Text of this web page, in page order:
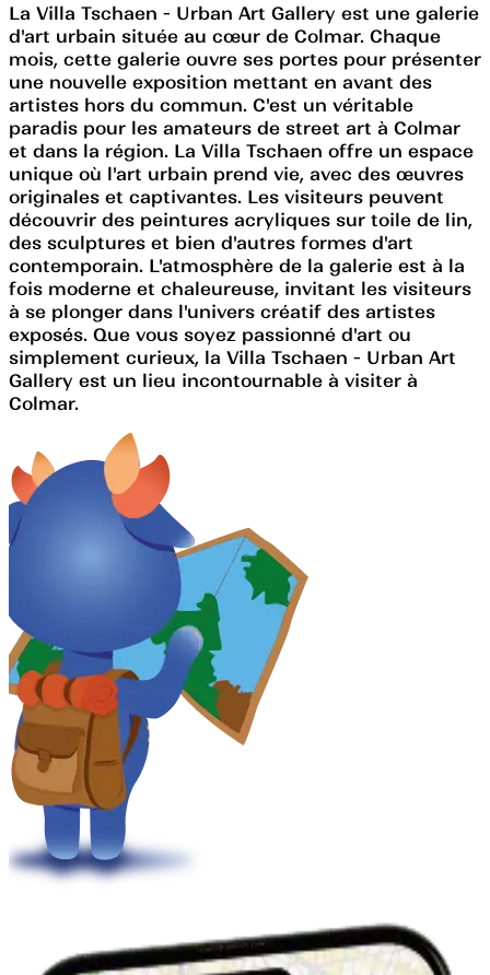
La Villa Tschaen - Urban Art Gallery est une galerie
d'art urbain située au cœur de Colmar. Chaque
mois, cette galerie ouvre ses portes pour présenter
une nouvelle exposition mettant en avant des
artistes hors du commun. C'est un véritable
paradis pour les amateurs de street art à Colmar
et dans la région. La Villa Tschaen offre un espace
unique où l'art urbain prend vie, avec des œuvres
originales et captivantes. Les visiteurs peuvent
découvrir des peintures acryliques sur toile de lin,
des sculptures et bien d'autres formes d'art
contemporain. L'atmosphère de la galerie est à la
fois moderne et chaleureuse, invitant les visiteurs
à se plonger dans l'univers créatif des artistes
exposés. Que vous soyez passionné d'art ou
simplement curieux, la Villa Tschaen - Urban Art
Gallery est un lieu incontournable à visiter à
Colmar.